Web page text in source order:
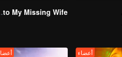
Wife
أعضاء